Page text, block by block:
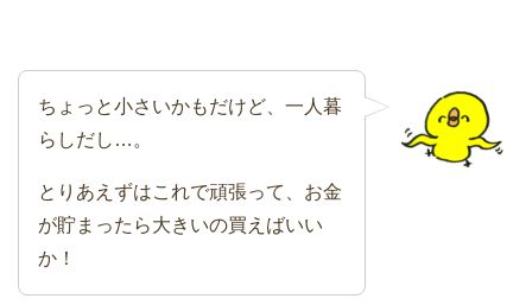
ちょっと小さいかもだけど、一人暮
らしだし…。
とりあえずはこれで頑張って、お金
が貯まったら大きいの買えばいい
か！